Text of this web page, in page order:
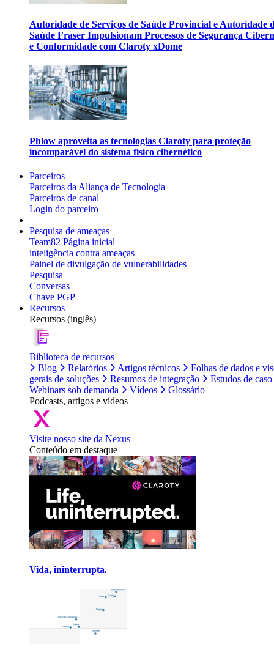
Autoridade de Serviços de Saúde Provincial e Autoridade
Saúde Fraser Impulsionam Processos de Segurança
e Conformidade com Claroty xDome
Phlow aproveita as tecnologias Claroty para proteção
incomparável do sistema físico cibernético
Parceiros
Parceiros da Aliança de Tecnologia
Parceiros de canal
Login do parceiro
Pesquisa de ameaças
Team82 Página inicial
inteligência contra ameaças
Painel de divulgação de vulnerabilidades
Pesquisa
Conversas
Chave PGP
Recursos
Recursos (inglês)
Biblioteca de recursos
Blog
Relatórios Artigos técnicos
Folhas de dados e
gerais de soluções
Resumos de integração
Estudos de caso
Webinars sob demanda
Vídeos
Glossário
Podcasts, artigos e vídeos
Visite nosso site da Nexus
Conteúdo em destaque
Vida, ininterrupta.